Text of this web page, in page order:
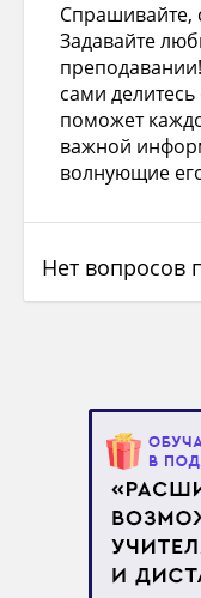
Спрашивайте,
Задавайте
сами
поможет
важной
волнующие
Нет вопросов